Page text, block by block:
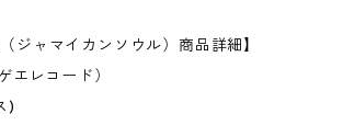
ジャマイカンソウル）商品詳細】
エレコード）
)